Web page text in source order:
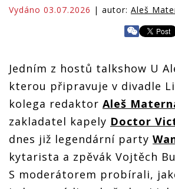
Vydáno 03.07.2026 | autor: Aleš
Jedním z hostů talkshow U
kterou připravuje v divadle
kolega redaktor Aleš
zakladatel kapely Doctor
dnes již legendární party
kytarista a zpěvák Vojtěch
S moderátorem probírali,